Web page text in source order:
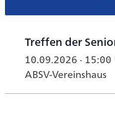
Treffen der
10.09.2026 · 15:00
ABSV-Vereinshaus